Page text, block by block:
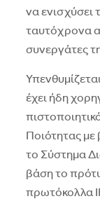
να ενισχύσει
ταυτόχρονα
συνεργάτες
έχει ήδη
Ποιότητας με
το Σύστημα
βάση το
πρωτόκολλα